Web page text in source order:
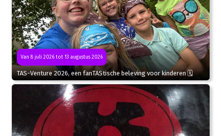
Van 8 juli 2026 tot 13 augustus 2026
TAS-Venture 2026, een fanTAStische beleving voor kinderen 🗓